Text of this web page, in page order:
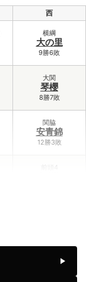
西
横綱
大の里
9勝6敗
大関
琴櫻
8勝7敗
関脇
安青錦
12勝3敗
前頭4
藤青雲